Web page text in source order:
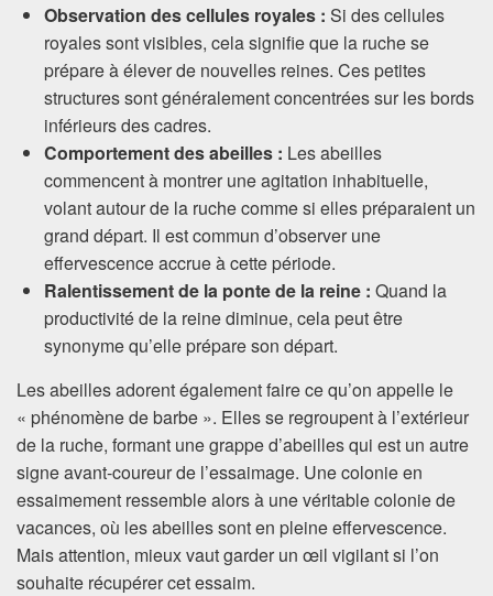
Observation des cellules royales : Si des cellules
royales sont visibles, cela signifie que la ruche se
prépare à élever de nouvelles reines. Ces petites
structures sont généralement concentrées sur les bords
inférieurs des cadres.
Comportement des abeilles : Les abeilles
commencent à montrer une agitation inhabituelle,
volant autour de la ruche comme si elles préparaient un
grand départ. Il est commun d’observer une
effervescence accrue à cette période.
Ralentissement de la ponte de la reine : Quand la
productivité de la reine diminue, cela peut être
synonyme qu’elle prépare son départ.
Les abeilles adorent également faire ce qu’on appelle le
« phénomène de barbe ». Elles se regroupent à l’extérieur
de la ruche, formant une grappe d’abeilles qui est un autre
signe avant-coureur de l’essaimage. Une colonie en
essaimement ressemble alors à une véritable colonie de
vacances, où les abeilles sont en pleine effervescence.
Mais attention, mieux vaut garder un œil vigilant si l’on
souhaite récupérer cet essaim.